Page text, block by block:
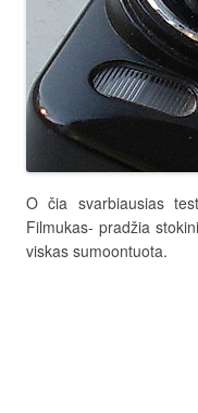
O čia svarbiausias
Filmukas- pradžia
viskas sumoontuota.